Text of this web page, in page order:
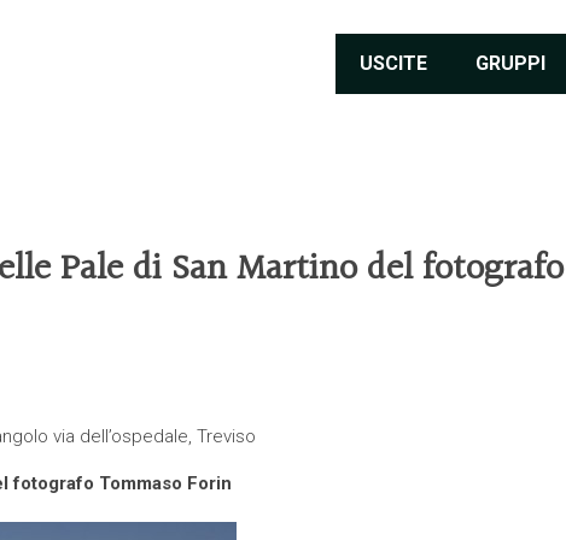
USCITE GRUPPI
Pale di San Martino del fotografo
via dell’ospedale, Treviso
fotografo Tommaso Forin